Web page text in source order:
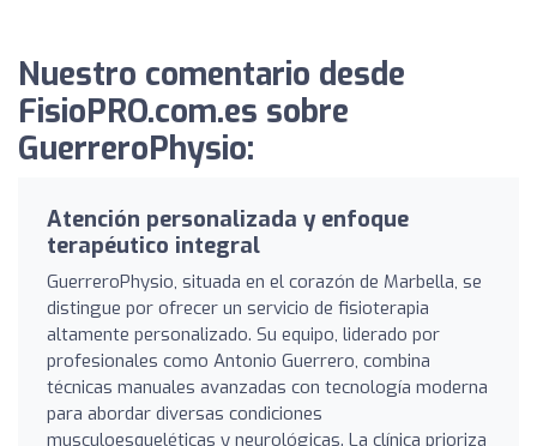
Nuestro comentario desde
FisioPRO.com.es sobre
GuerreroPhysio:
Atención personalizada y enfoque
terapéutico integral
GuerreroPhysio, situada en el corazón de Marbella, se
distingue por ofrecer un servicio de fisioterapia
altamente personalizado. Su equipo, liderado por
profesionales como Antonio Guerrero, combina
técnicas manuales avanzadas con tecnología moderna
para abordar diversas condiciones
musculoesqueléticas y neurológicas. La clínica prioriza